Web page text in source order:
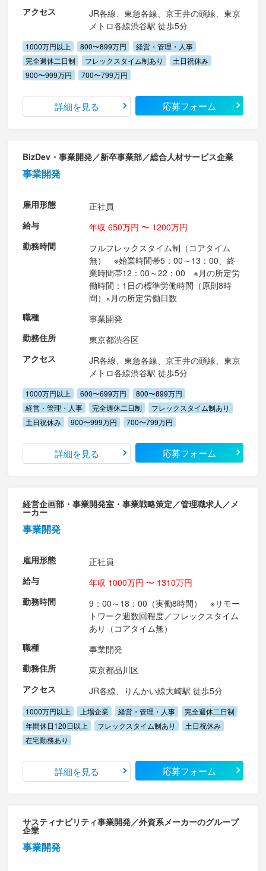
アクセス
JR各線、東急各線、京王井の頭線、東京
メトロ各線渋谷駅 徒歩5分
1000万円以上 800〜899万円
経営・管理・人事
完全週休二日制
フレックスタイム制あり
土日祝休み
900〜999万円
700〜799万円
詳細を見る 応募フォーム
BizDev・事業開発／新卒事業部／総合人材サービス企業
事業開発
雇用形態
正社員
給与
年収 650万円 〜 1200万円
勤務時間
フルフレックスタイム制（コアタイム
無） ※始業時間帯5：00～13：00、終
業時間帯12：00～22：00 ※月の所定労
働時間：1日の標準労働時間（原則8時
間）×月の所定労働日数
職種
事業開発
勤務住所
東京都渋谷区
アクセス
JR各線、東急各線、京王井の頭線、東京
メトロ各線渋谷駅 徒歩5分
1000万円以上 600〜699万円
800〜899万円
経営・管理・人事
完全週休二日制
フレックスタイム制あり
土日祝休み
900〜999万円 700〜799万円
詳細を見る 応募フォーム
経営企画部・事業開発室・事業戦略策定／管理職求人／メ
ーカー
事業開発
雇用形態
正社員
給与
年収 1000万円 〜 1310万円
勤務時間
9：00～18：00（実働8時間） ※リモー
トワーク週数回程度／フレックスタイム
あり（コアタイム無）
職種
事業開発
勤務住所
東京都品川区
アクセス
JR各線、りんかい線大崎駅 徒歩5分
1000万円以上 上場企業 経営・管理・人事
完全週休二日制
年間休日120日以上
フレックスタイム制あり
土日祝休み
在宅勤務あり
詳細を見る 応募フォーム
サスティナビリティ事業開発／外資系メーカーのグループ
企業
事業開発